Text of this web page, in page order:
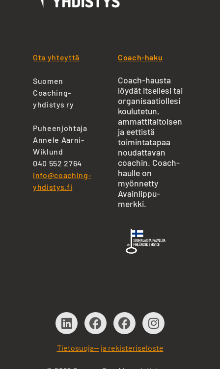
Ota yhteyttä
Suomen
Coaching-
yhdistys ry
Puheenjohtaja
Annele Aarni-
Wiklund
040 552 2764
info@coaching-
yhdistys.fi
Coach-haku
Coach-hausta
löydät itsellesi tai
organisaatiollesi
koulutetun,
ammattitaitoisen
ja eettistä
toimintatapaa
noudattavan
coachin. Coach-
haulle on
myönnetty
Avainlippu-
merkki.
Tietosuoja— ja rekisteriseloste